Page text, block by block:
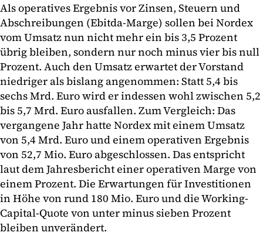
Als operatives Ergebnis vor Zinsen, Steuern und
Abschreibungen (Ebitda-Marge) sollen bei Nordex
vom Umsatz nun nicht mehr ein bis 3,5 Prozent
übrig bleiben, sondern nur noch minus vier bis null
Prozent. Auch den Umsatz erwartet der Vorstand
niedriger als bislang angenommen: Statt 5,4 bis
sechs Mrd. Euro wird er indessen wohl zwischen 5,2
bis 5,7 Mrd. Euro ausfallen. Zum Vergleich: Das
vergangene Jahr hatte Nordex mit einem Umsatz
von 5,4 Mrd. Euro und einem operativen Ergebnis
von 52,7 Mio. Euro abgeschlossen. Das entspricht
laut dem Jahresbericht einer operativen Marge von
einem Prozent. Die Erwartungen für Investitionen
in Höhe von rund 180 Mio. Euro und die Working-
Capital-Quote von unter minus sieben Prozent
bleiben unverändert.